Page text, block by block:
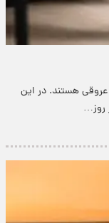
هستند. در این
روز…